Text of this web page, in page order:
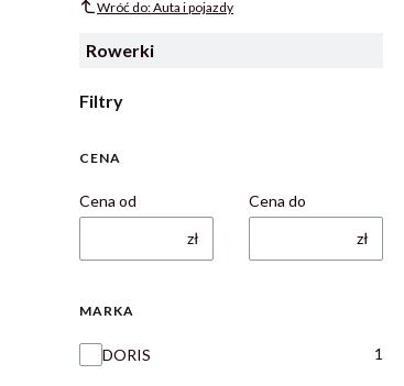
Wróć do: Auta i pojazdy
Rowerki
Filtry
CENA
Cena od
zł
Cena do
zł
MARKA
Marka
DORIS 1